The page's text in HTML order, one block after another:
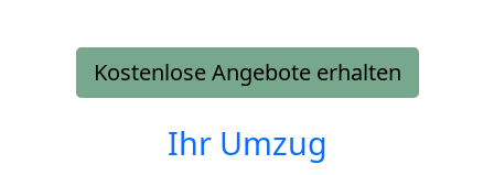
Kostenlose Angebote erhalten
Ihr Umzug